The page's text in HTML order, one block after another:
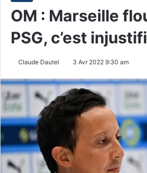
OM : Marseille
PSG, c’est
Claude Dautel 3 Avr 2022 9:30 am